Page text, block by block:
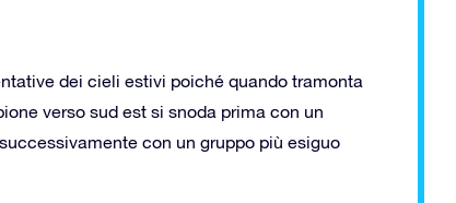
dei cieli estivi poiché quando tramonta
verso sud est si snoda prima con un
con un gruppo più esiguo